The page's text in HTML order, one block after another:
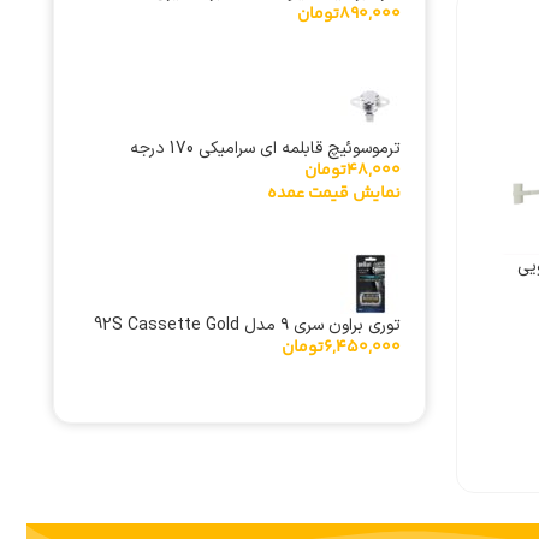
890,000تومان
ترموسوئیچ قابلمه ای سرامیکی 170 درجه
48,000تومان
نمایش قیمت عمده
توری براون سری ۹ مدل 92S Cassette Gold
6,450,000تومان